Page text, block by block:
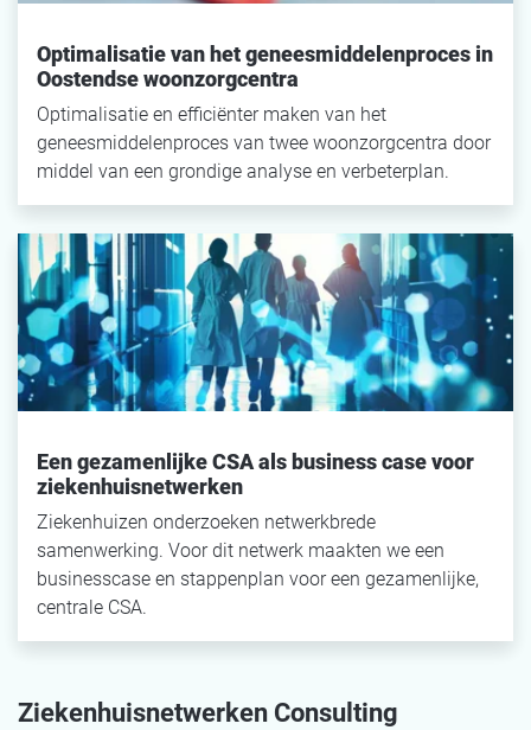
Optimalisatie van het geneesmiddelenproces in
Oostendse woonzorgcentra
Optimalisatie en efficiënter maken van het
geneesmiddelenproces van twee woonzorgcentra door
middel van een grondige analyse en verbeterplan.
Een gezamenlijke CSA als business case voor
ziekenhuisnetwerken
Ziekenhuizen onderzoeken netwerkbrede
samenwerking. Voor dit netwerk maakten we een
businesscase en stappenplan voor een gezamenlijke,
centrale CSA.
Ziekenhuisnetwerken Consulting